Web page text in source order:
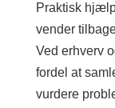
Praktisk
vender
Ved erhverv
fordel at
vurdere